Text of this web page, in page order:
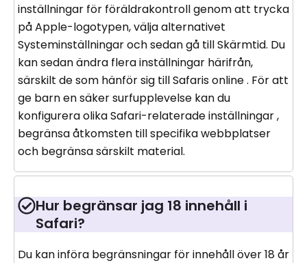
inställningar för föräldrakontroll genom att trycka
på Apple-logotypen, välja alternativet
Systeminställningar och sedan gå till Skärmtid. Du
kan sedan ändra flera inställningar härifrån,
särskilt de som hänför sig till Safaris online . För att
ge barn en säker surfupplevelse kan du
konfigurera olika Safari-relaterade inställningar ,
begränsa åtkomsten till specifika webbplatser
och begränsa särskilt material.
Hur begränsar jag 18 innehåll i
Safari?
Du kan införa begränsningar för innehåll över 18 år